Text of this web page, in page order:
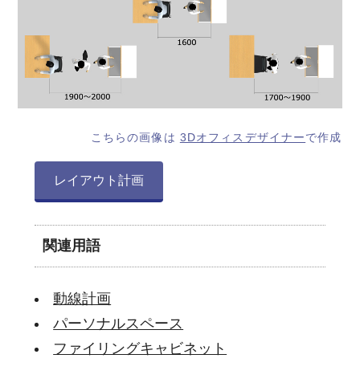
こちらの画像は 3Dオフィスデザイナーで作成
レイアウト計画
関連用語
動線計画
パーソナルスペース
ファイリングキャビネット